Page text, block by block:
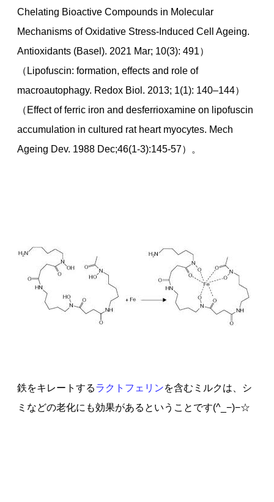
Chelating Bioactive Compounds in Molecular
Mechanisms of Oxidative Stress-Induced Cell Ageing.
Antioxidants (Basel). 2021 Mar; 10(3): 491）
（Lipofuscin: formation, effects and role of
macroautophagy. Redox Biol. 2013; 1(1): 140–144）
（Effect of ferric iron and desferrioxamine on lipofuscin
accumulation in cultured rat heart myocytes. Mech
Ageing Dev. 1988 Dec;46(1-3):145-57）。
鉄をキレートするラクトフェリンを含むミルクは、シ
ミなどの老化にも効果があるということです(^_−)−☆